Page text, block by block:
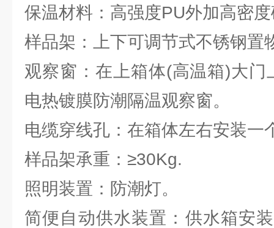
保温材料：高强度PU外加高密
样品架：上下可调节式不锈钢置
观察窗：在上箱体(高温箱)大门
电热镀膜防潮隔温观察窗。
电缆穿线孔：在箱体左右安装一
样品架承重：≥30Kg.
照明装置：防潮灯。
简便自动供水装置：供水箱安